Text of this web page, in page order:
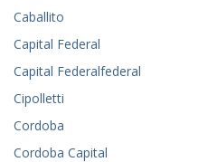
Caballito
Capital Federal
Capital Federalfederal
Cipolletti
Cordoba
Cordoba Capital